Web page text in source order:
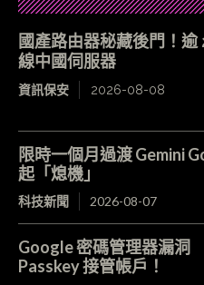
國產路由器秘藏後門！
線中國伺服器
資訊保安 2026-08-08
限時一個月過渡 Gemini
起「熄機」
科技新聞 2026-08-07
Google 密碼管理器漏洞
Passkey 接管帳戶！